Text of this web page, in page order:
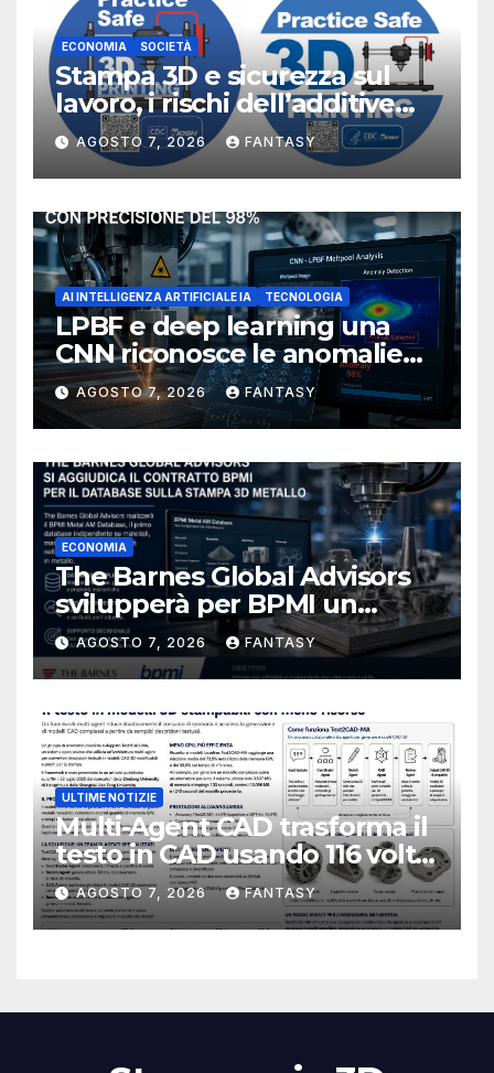
ECONOMIA SOCIETÀ
Stampa 3D e sicurezza sul
lavoro, i rischi dell’additive
manufacturing secondo
NIOSH
AGOSTO 7, 2026 FANTASY
AI INTELLIGENZA ARTIFICIALE IA TECNOLOGIA
LPBF e deep learning una
CNN riconosce le anomalie
del bagno di fusione
AGOSTO 7, 2026 FANTASY
ECONOMIA
The Barnes Global Advisors
svilupperà per BPMI un
database per la stampa 3D
metallica destinata alla filiera
navale statunitense
AGOSTO 7, 2026 FANTASY
ULTIME NOTIZIE
Multi-Agent CAD trasforma il
testo in CAD usando 116 volte
meno token
AGOSTO 7, 2026 FANTASY